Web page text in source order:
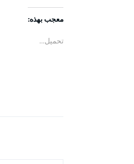
معجب بهذه:
تحميل...